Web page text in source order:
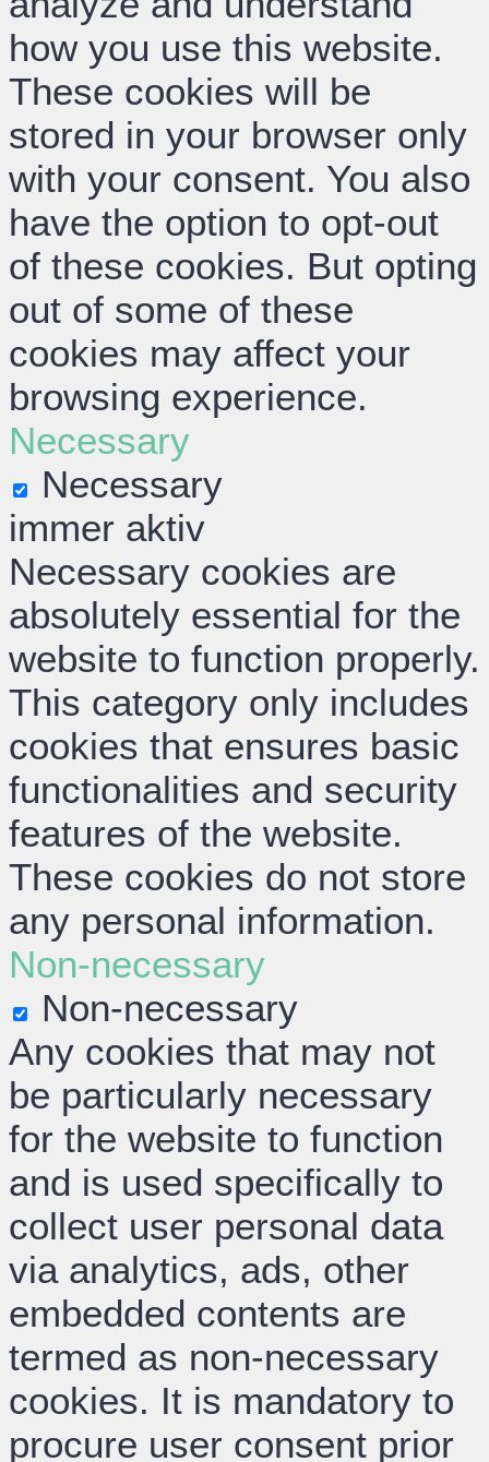
how you use this website.
These cookies will be
stored in your browser only
with your consent. You also
have the option to opt-out
of these cookies. But opting
out of some of these
cookies may affect your
browsing experience.
Necessary
Necessary
immer aktiv
Necessary cookies are
absolutely essential for the
website to function properly.
This category only includes
cookies that ensures basic
functionalities and security
features of the website.
These cookies do not store
any personal information.
Non-necessary
Non-necessary
Any cookies that may not
be particularly necessary
for the website to function
and is used specifically to
collect user personal data
via analytics, ads, other
embedded contents are
termed as non-necessary
cookies. It is mandatory to
procure user consent prior